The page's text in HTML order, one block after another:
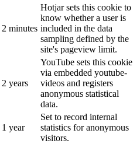
2 minutes
Hotjar sets this cookie to
know whether a user is
included in the data
sampling defined by the
site's pageview limit.
2 years
YouTube sets this cookie
via embedded youtube-
videos and registers
anonymous statistical
data.
1 year
Set to record internal
statistics for anonymous
visitors.